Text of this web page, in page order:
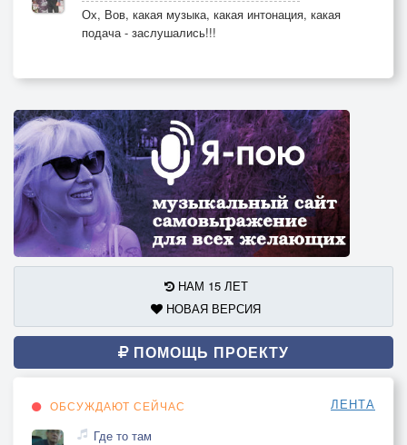
Ох, Вов, какая музыка, какая интонация, какая
подача - заслушались!!!
НАМ 15 ЛЕТ
НОВАЯ ВЕРСИЯ
ПОМОЩЬ ПРОЕКТУ
ОБСУЖДАЮТ СЕЙЧАС ЛЕНТА
Где то там